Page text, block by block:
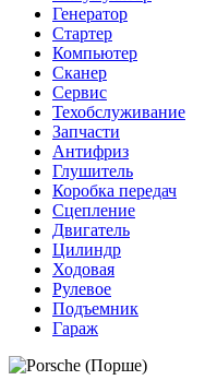
Генератор
Стартер
Компьютер
Сканер
Сервис
Техобслуживание
Запчасти
Антифриз
Глушитель
Коробка передач
Сцепление
Двигатель
Цилиндр
Ходовая
Рулевое
Подъемник
Гараж